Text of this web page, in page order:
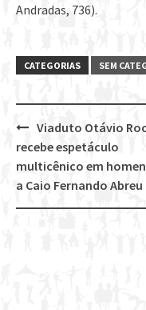
Andradas, 736).
CATEGORIAS SEM
Post
navigation
Viaduto Otávio
recebe espetáculo
multicênico em
a Caio Fernando Abreu